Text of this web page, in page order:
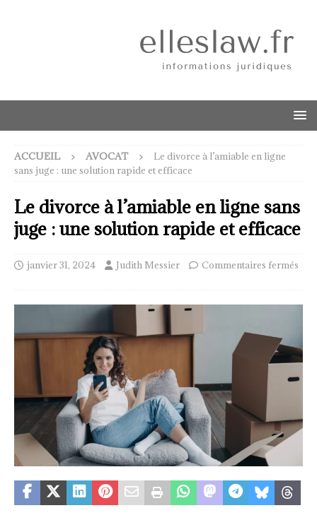
ACCUEIL AVOCAT
Le divorce à l’amiable en ligne
sans juge : une solution rapide et efficace
Le divorce à l’amiable en ligne sans
juge : une solution rapide et efficace
janvier 31, 2024 Judith Messier Commentaires fermés